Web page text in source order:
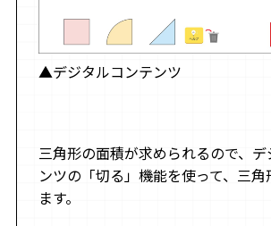
▲デジタルコンテンツ
三角形の面積が求められるので、
ンツの「切る」機能を使って、三角
ます。